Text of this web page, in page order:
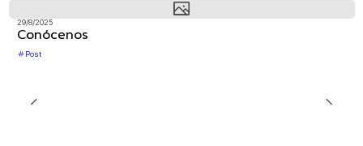
29/8/2025
Conócenos
Post